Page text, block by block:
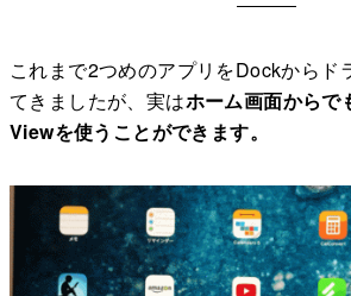
これまで2つめのアプリをDockからド
てきましたが、実はホーム画面から
Viewを使うことができます。